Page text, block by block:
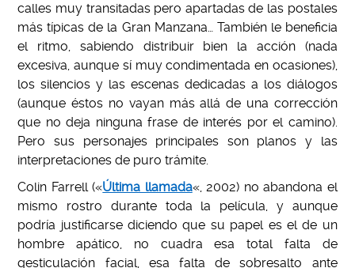
calles muy transitadas pero apartadas de las postales
más típicas de la Gran Manzana… También le beneficia
el ritmo, sabiendo distribuir bien la acción (nada
excesiva, aunque sí muy condimentada en ocasiones),
los silencios y las escenas dedicadas a los diálogos
(aunque éstos no vayan más allá de una corrección
que no deja ninguna frase de interés por el camino).
Pero sus personajes principales son planos y las
interpretaciones de puro trámite.
Colin Farrell («Última llamada«, 2002) no abandona el
mismo rostro durante toda la película, y aunque
podría justificarse diciendo que su papel es el de un
hombre apático, no cuadra esa total falta de
gesticulación facial, esa falta de sobresalto ante